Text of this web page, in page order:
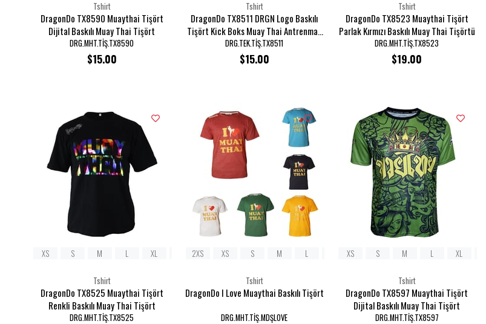
Tshirt
DragonDo TX8590 Muaythai Tişört
Dijital Baskılı Muay Thai Tişört
DRG.MHT.TİŞ.TX8590
$15.00
Tshirt
DragonDo TX8511 DRGN Logo Baskılı
Tişört Kick Boks Muay Thai Antrenman
Tişörtü
DRG.TEK.TİŞ.TX8511
$15.00
Tshirt
DragonDo TX8523 Muaythai Tişört
Parlak Kırmızı Baskılı Muay Thai Tişörtü
DRG.MHT.TİŞ.TX8523
$19.00
Tshirt
DragonDo TX8525 Muaythai Tişört
Renkli Baskılı Muay Thai Tişört
DRG.MHT.TİŞ.TX8525
XS S M L XL
Tshirt
DragonDo I Love Muaythai Baskılı Tişört
DRG.MHT.TİŞ.MDŞLOVE
2XS XS S M L
Tshirt
DragonDo TX8597 Muaythai Tişört
Dijital Baskılı Muay Thai Tişört
DRG.MHT.TİŞ.TX8597
XS S M L XL